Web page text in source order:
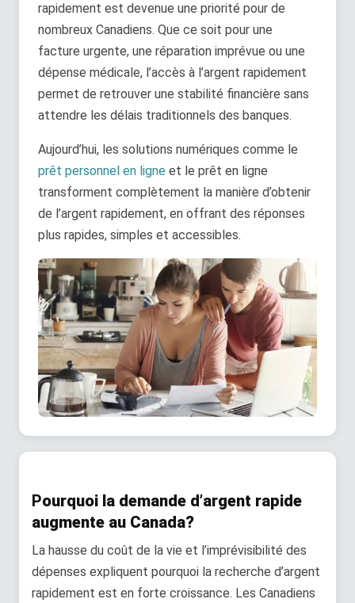
rapidement est devenue une priorité pour de
nombreux Canadiens. Que ce soit pour une
facture urgente, une réparation imprévue ou une
dépense médicale, l’accès à l’argent rapidement
permet de retrouver une stabilité financière sans
attendre les délais traditionnels des banques.
Aujourd’hui, les solutions numériques comme le
prêt personnel en ligne et le prêt en ligne
transforment complètement la manière d’obtenir
de l’argent rapidement, en offrant des réponses
plus rapides, simples et accessibles.
Pourquoi la demande d’argent rapide
augmente au Canada?
La hausse du coût de la vie et l’imprévisibilité des
dépenses expliquent pourquoi la recherche d’argent
rapidement est en forte croissance. Les Canadiens